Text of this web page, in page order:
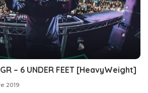
– 6 UNDER FEET [HeavyWeight]
2019